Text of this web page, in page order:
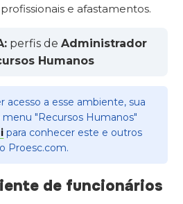
e afastamentos.
perfis deAdministrador
Humanos
acesso a esse ambiente, sua
"Recursos Humanos"
para conhecer este e outros
Proesc.com.
de funcionários